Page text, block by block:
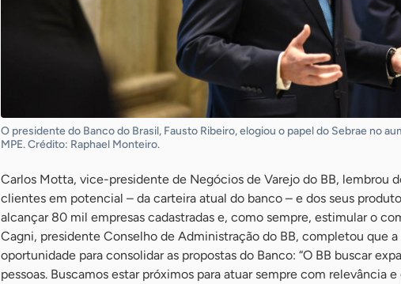
O presidente do Banco do Brasil, Fausto Ribeiro, elogiou o papel do Sebrae no
MPE. Crédito: Raphael Monteiro.
Carlos Motta, vice-presidente de Negócios de Varejo do BB, lembrou
clientes em potencial – da carteira atual do banco – e dos seus
alcançar 80 mil empresas cadastradas e, como sempre, estimular o
Cagni, presidente Conselho de Administração do BB, completou que a
oportunidade para consolidar as propostas do Banco: “O BB buscar
pessoas. Buscamos estar próximos para atuar sempre com relevância